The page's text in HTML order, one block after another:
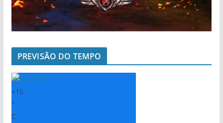
PREVISÃO DO TEMPO
+15
°
C